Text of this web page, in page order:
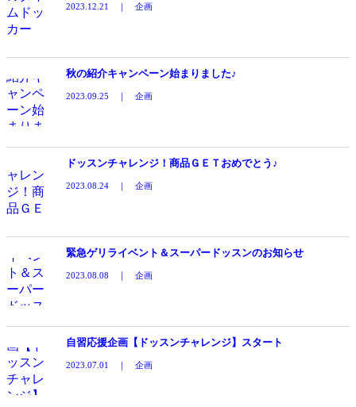
2023.12.21 ｜ 企画
秋の紹介キャンペーン始まりました♪
2023.09.25 ｜ 企画
ドッスンチャレンジ！商品ＧＥＴおめでとう♪
2023.08.24 ｜ 企画
緊急ゲリライベント＆スーパードッスンのお知らせ
2023.08.08 ｜ 企画
自習応援企画【ドッスンチャレンジ】スタート
2023.07.01 ｜ 企画